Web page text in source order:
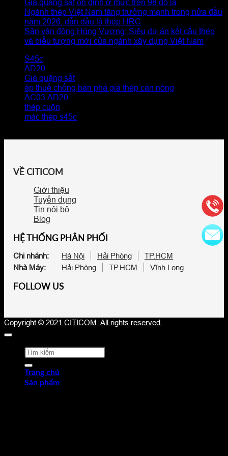
Giá quặng sắt ổn định ở mức trên 98 đô la
Ngành thép Việt Nam tăng trưởng mạnh trong nửa đầu
năm 2026, dẫn đầu là thép HRC
Sân vận động Hùng Vương: Siêu dự án kết cấu thép
và biểu tượng mới của ngành xây dựng Việt Nam
S45c
AD20
Giá quặng sắt
áp thuế chống bán phá giá thép cán nóng
AC03.AD20
thép cuộn
mác thép s45c
VỀ CITICOM
Giới thiệu
Tuyển dụng
Tin nội bộ
Blog
HỆ THỐNG PHÂN PHỐI
Chi nhánh: Hà Nội Hải Phòng
TP.HCM
Nhà Máy:
Hải Phòng TP.HCM Vĩnh Long
FOLLOW US
Copyright © 2021 CITICOM. All rights reserved.
Tìm
kiếm:
Trang chủ
Sản phẩm